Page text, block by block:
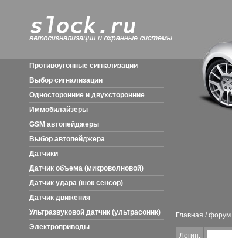
Противоугонные сигнализации
Выбор сигнализации
Односторонние и двухсторонние
Иммобилайзеры
GSM автопейджеры
Выбор автопейджера
Датчики
Датчик объема (микроволновой)
Датчик удара (шок сенсор)
Датчик движения
Ультразвуковой датчик (ультрасоник)
Электроприводы
Главная /форум
Логин: